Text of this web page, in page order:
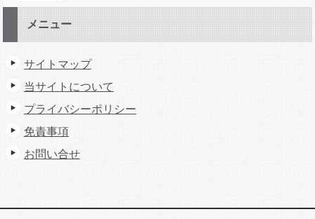
メニュー
サイトマップ
当サイトについて
プライバシーポリシー
免責事項
お問い合せ